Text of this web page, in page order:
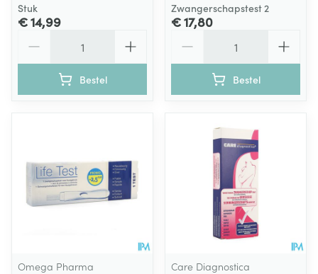
Stuk
€ 14,99
Bestel
Zwangerschapstest 2
€ 17,80
Bestel
Omega Pharma
Care Diagnostica